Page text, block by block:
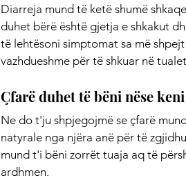
Diarreja mund të ketë shumë
duhet bërë është gjetja e shkakut
të lehtësoni simptomat sa më
vazhdueshme për të shkuar në
Çfarë duhet të bëni nëse
Ne do t'ju shpjegojmë se çfarë
natyrale nga njëra anë për të
mund t'i bëni zorrët tuaja aq të
ardhmen.